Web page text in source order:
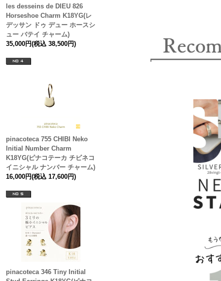
les desseins de DIEU 826
Horseshoe Charm K18YG(レ
デッサン ドゥ デュー ホースシ
ュー バテイ チャーム)
35,000円(税込 38,500円)
pinacoteca 755 CHIBI Neko
Initial Number Charm
K18YG(ピナコテーカ チビネコ
イニシャル ナンバー チャーム)
16,000円(税込 17,600円)
pinacoteca 346 Tiny Initial